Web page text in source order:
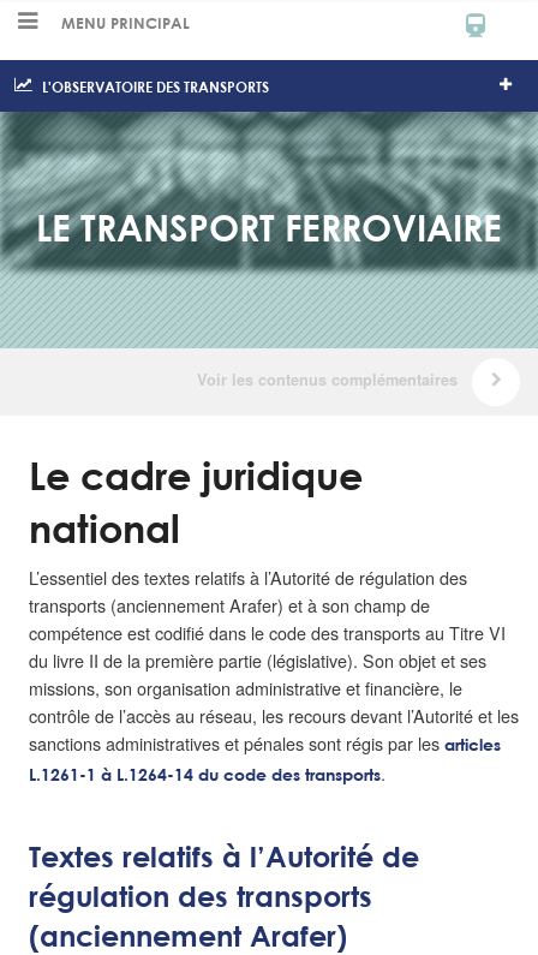
MENU PRINCIPAL
L'OBSERVATOIRE DES TRANSPORTS
LE TRANSPORT FERROVIAIRE
Le cadre juridique
national
L’essentiel des textes relatifs à l’Autorité de régulation des
transports (anciennement Arafer) et à son champ de
compétence est codifié dans le code des transports au Titre VI
du livre II de la première partie (législative). Son objet et ses
missions, son organisation administrative et financière, le
contrôle de l’accès au réseau, les recours devant l’Autorité et les
sanctions administratives et pénales sont régis par les articles
L.1261-1 à L.1264-14 du code des transports.
Textes relatifs à l’Autorité de
régulation des transports
(anciennement Arafer)